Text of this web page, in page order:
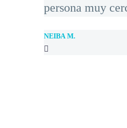
persona muy
NEIBA M.
